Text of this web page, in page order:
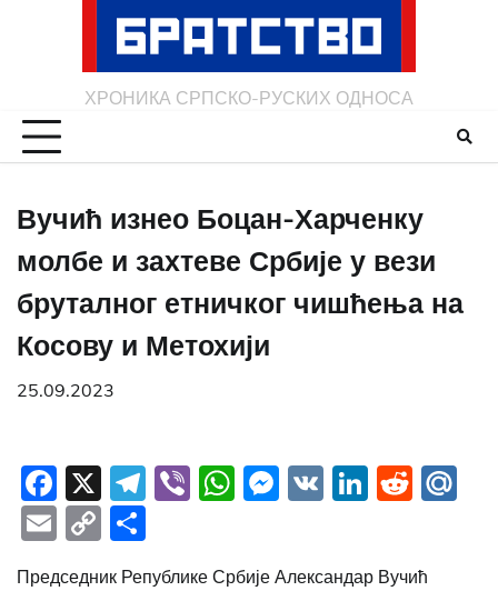
ХРОНИКА СРПСКО-РУСКИХ ОДНОСА
Вучић изнео Боцан-Харченку
молбе и захтеве Србије у вези
бруталног етничког чишћења на
Косову и Метохији
25.09.2023
Facebook
X Telegram
ViberWhatsApp
Messenger
VK
Email
Copy
Link
Председник Републике Србије Александар Вучић